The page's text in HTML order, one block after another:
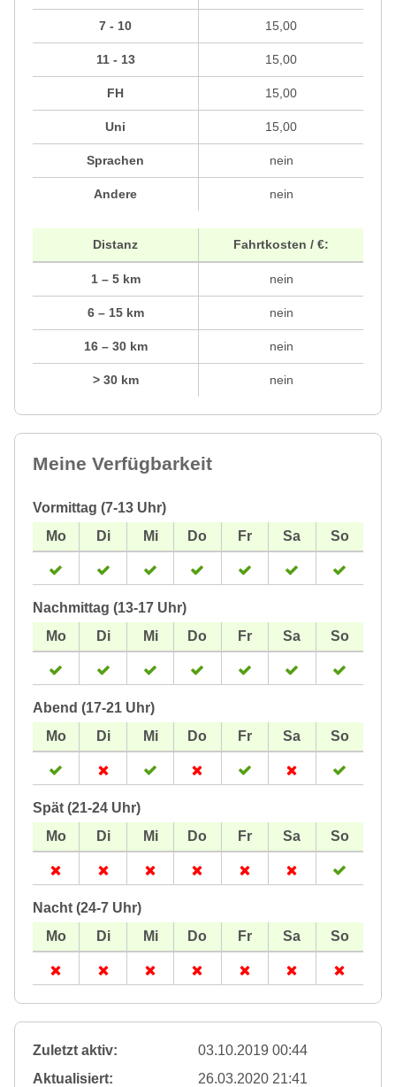
7 - 10
11 - 13
FH
Uni
Sprachen
Andere
15,00
15,00
15,00
15,00
nein
nein
Distanz
1 – 5 km
6 – 15 km
16 – 30 km
> 30 km
Fahrtkosten / €:
nein
nein
nein
nein
Meine Verfügbarkeit
Vormittag (7-13 Uhr)
Nachmittag (13-17 Uhr)
Abend (17-21 Uhr)
Spät (21-24 Uhr)
Nacht (24-7 Uhr)
Zuletzt aktiv:
03.10.2019 00:44
Aktualisiert:
26.03.2020 21:41